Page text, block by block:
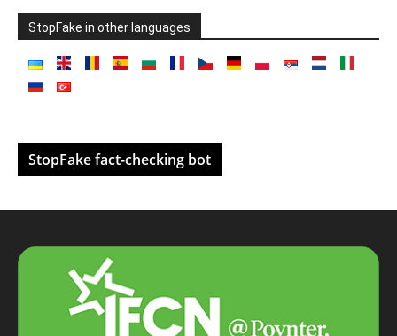
StopFake in other languages
StopFake fact-checking bot